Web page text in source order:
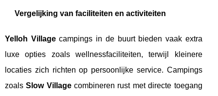
Vergelijking van faciliteiten en activiteiten
Yelloh Villagecampings in de buurt bieden vaak extra
luxe opties zoals wellnessfaciliteiten, terwijl kleinere
locaties zich richten op persoonlijke service. Campings
zoalsSlow Villagecombineren rust met directe toegang